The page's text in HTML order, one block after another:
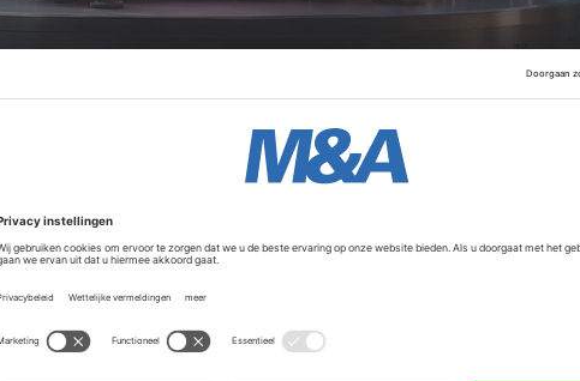
2024-rapport, dat verbonden is aan de IQM
de quantum computing 1,2 miljard aan kapitaal op van
deze sector, was dat 2,2 miljard. De investeerders steken nu
de Amerikaanse gang van zaken gekeken. Daar stortte
tachtig procent in. In de Europese regio groeiden de
computing lijdt onder de lange aanloop van de
is er vooruitgang, maar de vertaling naar praktische